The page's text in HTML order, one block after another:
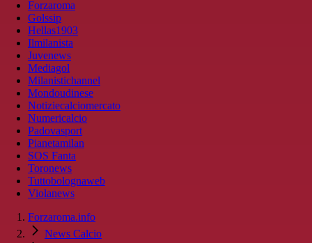
Forzaroma
Golssip
Hellas1903
Ilmilanista
Juvenews
Mediagol
Milanistichannel
Mondoudinese
Notiziecalciomercato
Numericalcio
Padovasport
Pianetamilan
SOS Fanta
Toronews
Tuttobolognaweb
Violanews
Forzaroma.info
News Calcio